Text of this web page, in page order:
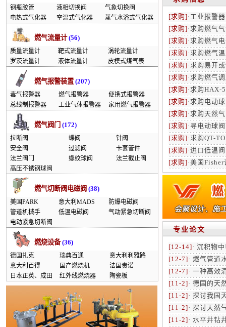
钢瓶胶管 液相切换阀
气象切换阀
电热式气化器
空温式气化器 蒸气水浴式气化器
燃气流量计(56)
质量流量计 靶式流量计
涡轮流量计
罗茨流量计
液体流量计 皮模式煤气表
燃气报警装置 (207)
毒气报警器 燃气报警器
便携式报警器
总线制报警器
工业气体报警器 家用燃气报警器
燃气阀门 (172)
拉断阀 蝶阀
针阀
安全阀
过滤阀
卡套管件
法兰阀门
螺纹球阀
法兰截止阀
高压不锈钢球阀
燃气切断阀电磁阀 (38)
美国PARK 意大利MADS
防爆电磁阀
管道机械手
低温电磁阀
气动紧急切断阀
电动紧急切断阀
燃烧设备(36)
德国扎克 瑞典百通
意大利利雅路
意大利百得
国产燃烧机
法国贵诺
日本正英、成田
红外线燃烧器 陶瓷板
[求购]· 工业报警
[求购]·求购燃气
[求购]·求购燃气
[求购]·求购燃气
[求购]·求购易开
[求购]·求购燃气
[求购]·求购HAX-
[求购]·求购电动
[求购]·求购天然
[求购]· 寻电动球
[求购]·求购QT-
[求购]·进口低温
[求购]·美国Fisher
专业论文
[12-14]· 沉积物
[12-7]· 燃气管道
[12-7]· 一种高效
[11-2]· 德国的天
[11-2]· 探讨我国
[11-2]· 探讨天然
[11-2]· 水平井钻